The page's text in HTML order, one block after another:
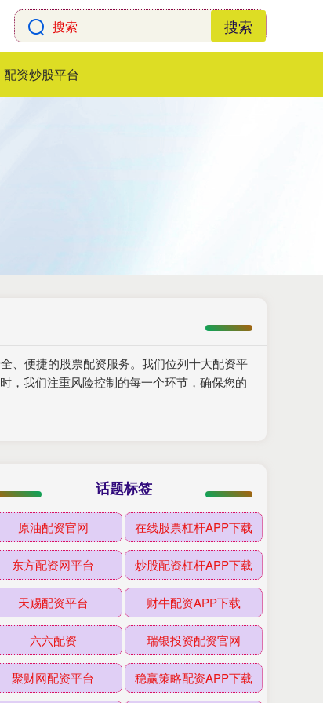
搜索
配资炒股平台
、便捷的股票配资服务。我们位列十大配资平
，我们注重风险控制的每一个环节，确保您的
话题标签
原油配资官网 在线股票杠杆APP下载
东方配资网平台 炒股配资杠杆APP下载
天赐配资平台 财牛配资APP下载
六六配资 瑞银投资配资官网
聚财网配资平台 稳赢策略配资APP下载